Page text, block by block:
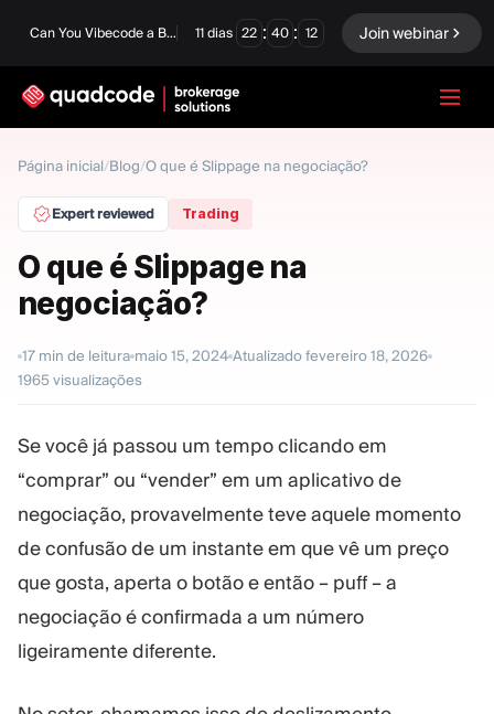
Can You Vibecode a Brokerage Platform? 11 dias 22 : 40 : 10 Join webinar
Página inicial/Blog/O que é Slippage na negociação?
Expert reviewed Trading
O que é Slippage na
negociação?
17 min de leitura maio 15, 2024 Atualizadofevereiro 18, 2026
1965 visualizações
Se você já passou um tempo clicando em
“comprar” ou “vender” em um aplicativo de
negociação, provavelmente teve aquele momento
de confusão de um instante em que vê um preço
que gosta, aperta o botão e então – puff – a
negociação é confirmada a um número
ligeiramente diferente.
Português
Solução completa
Forex / CFD Exchange e Clearing
MÓDULOS
Plataforma Trading Administração
RECURSOS
Guia de marketing
Blog
Tutoriais em vídeo
MAIS
Sobre nós
Números